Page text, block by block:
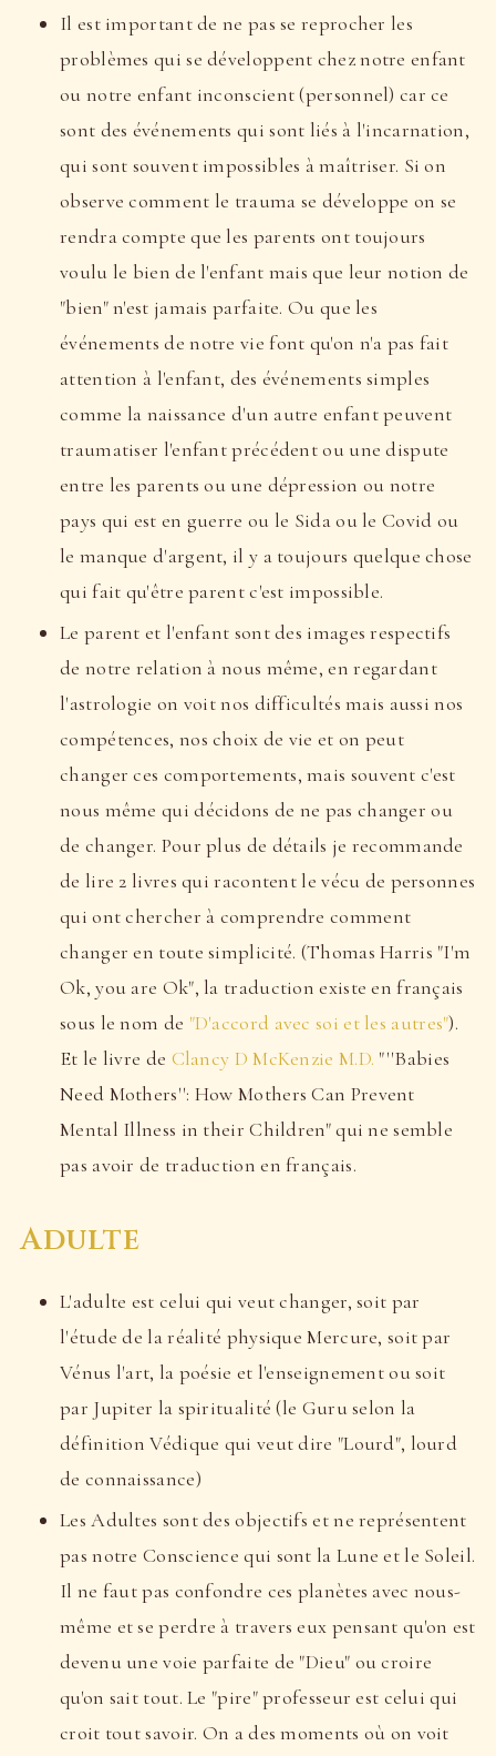
Il est important de ne pas se reprocher les
problèmes qui se développent chez notre enfant
ou notre enfant inconscient (personnel) car ce
sont des événements qui sont liés à l'incarnation,
qui sont souvent impossibles à maîtriser. Si on
observe comment le trauma se développe on se
rendra compte que les parents ont toujours
voulu le bien de l'enfant mais que leur notion de
"bien" n'est jamais parfaite. Ou que les
événements de notre vie font qu'on n'a pas fait
attention à l'enfant, des événements simples
comme la naissance d'un autre enfant peuvent
traumatiser l'enfant précédent ou une dispute
entre les parents ou une dépression ou notre
pays qui est en guerre ou le Sida ou le Covid ou
le manque d'argent, il y a toujours quelque chose
qui fait qu'être parent c'est impossible.
Le parent et l'enfant sont des images respectifs
de notre relation à nous même, en regardant
l'astrologie on voit nos difficultés mais aussi nos
compétences, nos choix de vie et on peut
changer ces comportements, mais souvent c'est
nous même qui décidons de ne pas changer ou
de changer. Pour plus de détails je recommande
de lire 2 livres qui racontent le vécu de personnes
qui ont chercher à comprendre comment
changer en toute simplicité. (Thomas Harris "I'm
Ok, you are Ok", la traduction existe en français
sous le nom de "D'accord avec soi et les autres").
Et le livre de Clancy D McKenzie M.D. "''Babies
Need Mothers'': How Mothers Can Prevent
Mental Illness in their Children" qui ne semble
pas avoir de traduction en français.
Adulte
L'adulte est celui qui veut changer, soit par
l'étude de la réalité physique Mercure, soit par
Vénus l'art, la poésie et l'enseignement ou soit
par Jupiter la spiritualité (le Guru selon la
définition Védique qui veut dire "Lourd", lourd
de connaissance)
Les Adultes sont des objectifs et ne représentent
pas notre Conscience qui sont la Lune et le Soleil.
Il ne faut pas confondre ces planètes avec nous-
même et se perdre à travers eux pensant qu'on est
devenu une voie parfaite de "Dieu" ou croire
qu'on sait tout. Le "pire" professeur est celui qui
croit tout savoir. On a des moments où on voit